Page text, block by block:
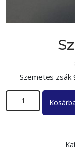
Szemetes zsák